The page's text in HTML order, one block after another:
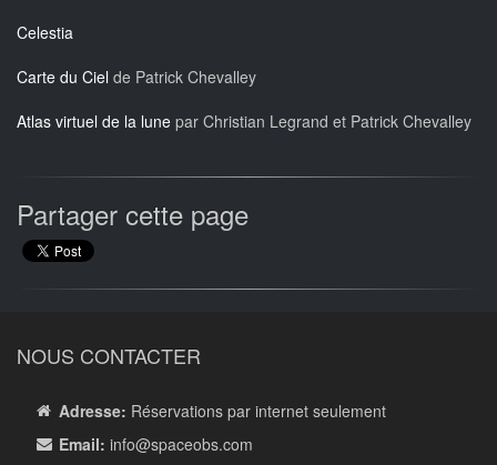
Celestia
Carte du Ciel de Patrick Chevalley
Atlas virtuel de la lune par Christian Legrand et Patrick Chevalley
Partager cette page
NOUS CONTACTER
Adresse: Réservations par internet seulement
Email: info@spaceobs.com